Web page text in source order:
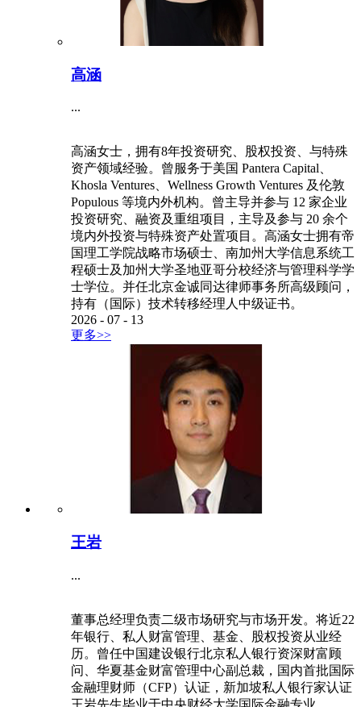
高涵
...
高涵女士，拥有8年投资研究、股权投资、与特殊
资产领域经验。曾服务于美国 Pantera Capital、
Khosla Ventures、Wellness Growth Ventures 及伦敦
Populous 等境内外机构。曾主导并参与 12 家企业
投资研究、融资及重组项目，主导及参与 20 余个
境内外投资与特殊资产处置项目。高涵女士拥有帝
国理工学院战略市场硕士、南加州大学信息系统工
程硕士及加州大学圣地亚哥分校经济与管理科学学
士学位。并任北京金诚同达律师事务所高级顾问，
持有（国际）技术转移经理人中级证书。
2026 - 07 - 13
更多>>
王岩
...
董事总经理负责二级市场研究与市场开发。将近22
年银行、私人财富管理、基金、股权投资从业经
历。曾任中国建设银行北京私人银行资深财富顾
问、华夏基金财富管理中心副总裁，国内首批国际
金融理财师（CFP）认证，新加坡私人银行家认证
王岩先生毕业于中央财经大学国际金融专业